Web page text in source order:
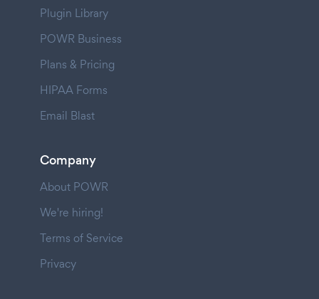
Plugin Library
POWR Business
Plans & Pricing
HIPAA Forms
Email Blast
Company
About POWR
We're hiring!
Terms of Service
Privacy